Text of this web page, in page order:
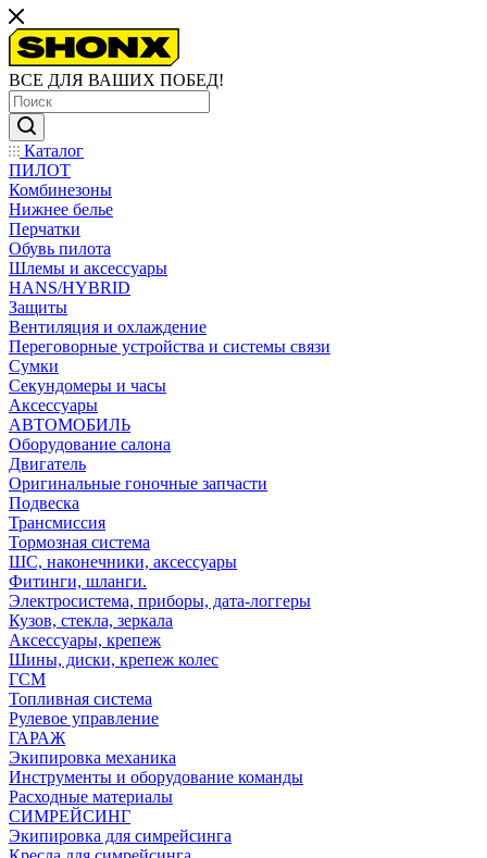
ВСЕ ДЛЯ ВАШИХ ПОБЕД!
Каталог
ПИЛОТ
Комбинезоны
Нижнее белье
Перчатки
Обувь пилота
Шлемы и аксессуары
HANS/HYBRID
Защиты
Вентиляция и охлаждение
Переговорные устройства и системы связи
Сумки
Секундомеры и часы
Аксессуары
АВТОМОБИЛЬ
Оборудование салона
Двигатель
Оригинальные гоночные запчасти
Подвеска
Трансмиссия
Тормозная система
ШС, наконечники, аксессуары
Фитинги, шланги.
Электросистема, приборы, дата-логгеры
Кузов, стекла, зеркала
Аксессуары, крепеж
Шины, диски, крепеж колес
ГСМ
Топливная система
Рулевое управление
ГАРАЖ
Экипировка механика
Инструменты и оборудование команды
Расходные материалы
СИМРЕЙСИНГ
Экипировка для симрейсинга